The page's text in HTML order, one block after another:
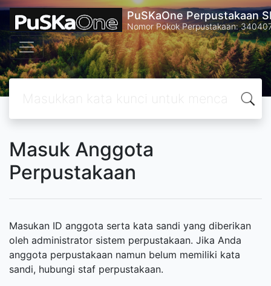
PuSKaOne Perpustakaan
Nomor Pokok Perpustakaan:
Masuk Anggota
Perpustakaan
Masukan ID anggota serta kata sandi yang diberikan
oleh administrator sistem perpustakaan. Jika Anda
anggota perpustakaan namun belum memiliki kata
sandi, hubungi staf perpustakaan.